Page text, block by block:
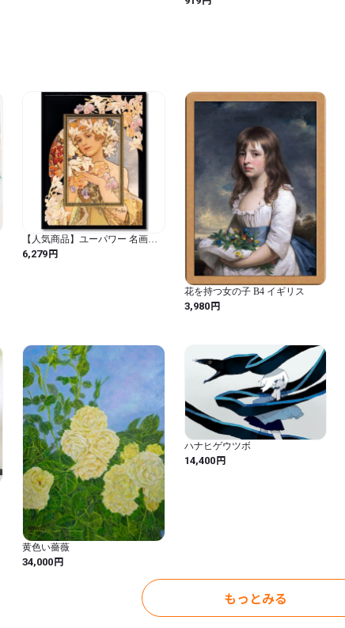
300mm×300mm×25mm）
【人気商品】ユーパワー 名画ビ
ッグアート S ミュシャ「フラワ
ー」 BA-04019
6,279円
花を持つ女の子 B4 イギリス
3,980円
黄色い薔薇
34,000円
ハナヒゲウツボ
14,400円
もっとみる